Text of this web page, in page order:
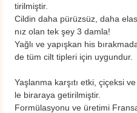
tirilmiştir.
Cildin daha pürüzsüz, daha
nız olan tek şey 3 damla!
Yağlı ve yapışkan his
de tüm cilt tipleri için uygundur.
Yaşlanma karşıtı etki, çiçeksi
le biraraya getirilmiştir.
Formülasyonu ve üretimi